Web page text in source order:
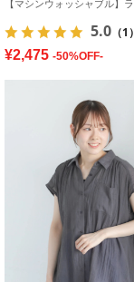
5.0 （1）
¥2,475 -50%OFF-